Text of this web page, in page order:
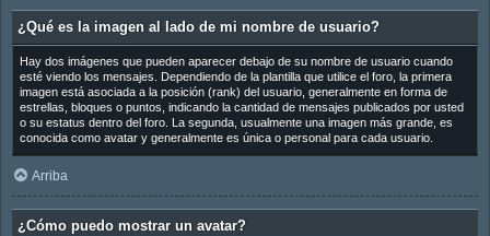
¿Qué es la imagen al lado de mi nombre de usuario?
Hay dos imágenes que pueden aparecer debajo de su nombre de usuario cuando
esté viendo los mensajes. Dependiendo de la plantilla que utilice el foro, la primera
imagen está asociada a la posición (rank) del usuario, generalmente en forma de
estrellas, bloques o puntos, indicando la cantidad de mensajes publicados por usted
o su estatus dentro del foro. La segunda, usualmente una imagen más grande, es
conocida como avatar y generalmente es única o personal para cada usuario.
Arriba
¿Cómo puedo mostrar un avatar?